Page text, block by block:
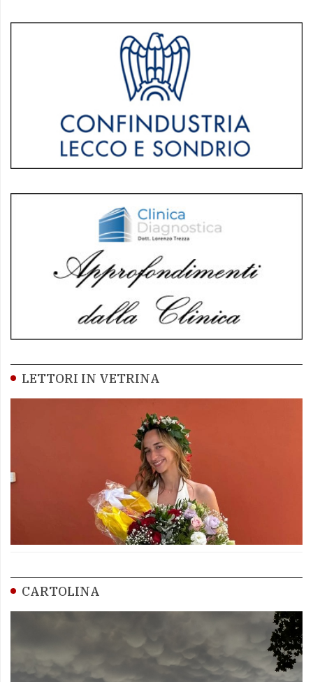
LETTORI IN VETRINA
CARTOLINA